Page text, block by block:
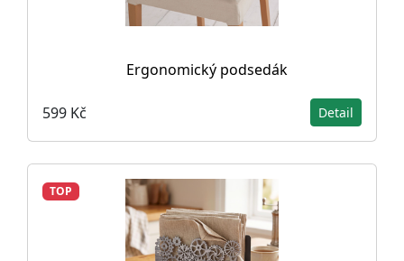
Ergonomický podsedák
599 Kč Detail
TOP